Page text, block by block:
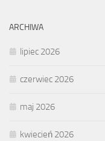
ARCHIWA
lipiec 2026
czerwiec 2026
maj 2026
kwiecień 2026